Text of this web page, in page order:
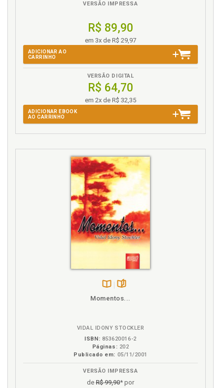
VERSÃO IMPRESSA
R$ 89,90
em 3x de R$ 29,97
ADICIONAR AO
CARRINHO
VERSÃO DIGITAL
R$ 64,70
em 2x de R$ 32,35
ADICIONAR EBOOK
AO CARRINHO
Momentos...
VIDAL IDONY STOCKLER
ISBN: 853620016-2
Páginas: 202
Publicado em: 05/11/2001
VERSÃO IMPRESSA
de R$ 99,90* por